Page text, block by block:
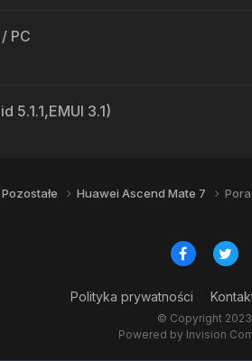
PC
3.1)
Pozostałe Huawei Ascend Mate 7
Polityka prywatności
© Copyright 2023
Powered by Invision